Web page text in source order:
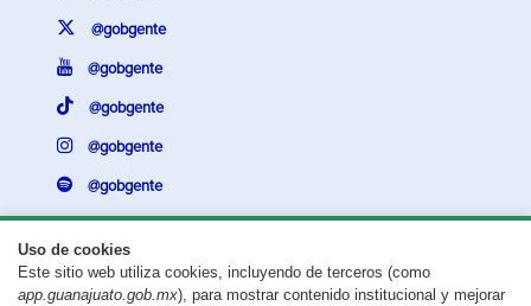
Uso de cookies
Este sitio web utiliza cookies, incluyendo de terceros (como
app.guanajuato.gob.mx), para mostrar contenido institucional y mejorar
@gobgente
@gobgente
@gobgente
@gobgente
@gobgente
¿Existe algún problema con esta página?Repórtalo aquí.